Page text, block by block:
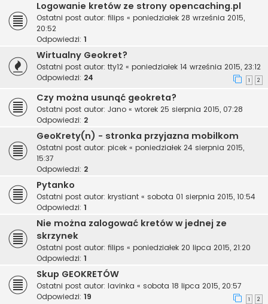
Logowanie kretów ze strony opencaching.pl
Ostatni post autor: filips « poniedziałek 28 września 2015,
20:52
Odpowiedzi: 1
Wirtualny Geokret?
Ostatni post autor: tty12 « poniedziałek 14 września 2015, 23:12
Odpowiedzi: 24 1 2
Czy można usunąć geokreta?
Ostatni post autor: Jano « wtorek 25 sierpnia 2015, 07:28
Odpowiedzi: 2
GeoKrety(n) - stronka przyjazna mobilkom
Ostatni post autor: picek « poniedziałek 24 sierpnia 2015,
15:37
Odpowiedzi: 2
Pytanko
Ostatni post autor: krystiant « sobota 01 sierpnia 2015, 10:54
Odpowiedzi: 1
Nie można zalogować kretów w jednej ze
skrzynek
Ostatni post autor: filips « poniedziałek 20 lipca 2015, 21:20
Odpowiedzi: 1
Skup GEOKRETÓW
Ostatni post autor: lavinka « sobota 18 lipca 2015, 20:57
Odpowiedzi: 19 1 2